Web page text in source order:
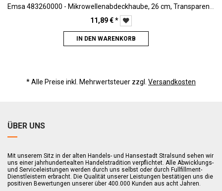
11,89€*
IN DEN WARENKORB
* Alle Preise inkl. Mehrwertsteuer zzgl. Versandkosten
ÜBER UNS
Mit unserem Sitz in der alten Handels- und Hansestadt Stralsund sehen wir
uns einer jahrhundertealten Handelstradition verpflichtet. Alle Abwicklungs-
und Serviceleistungen werden durch uns selbst oder durch Fullfillment-
Dienstleistern erbracht. Die Qualität unserer Leistungen bestätigen uns die
positiven Bewertungen unserer über 400.000 Kunden aus acht Jahren.